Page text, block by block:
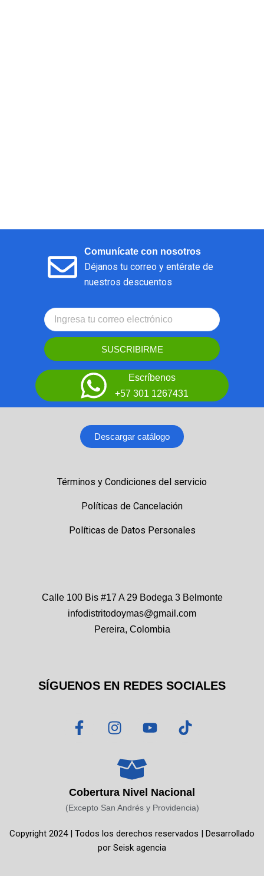
Comunícate con nosotros
Déjanos tu correo y entérate de
nuestros descuentos
SUSCRIBIRME
Escríbenos
+57 301 1267431
Descargar catálogo
Términos y Condiciones del servicio
Políticas de Cancelación
Políticas de Datos Personales
Calle 100 Bis #17 A 29 Bodega 3 Belmonte
infodistritodoymas@gmail.com
Pereira, Colombia
SÍGUENOS EN REDES SOCIALES
F
a
o
o
-
I
n
t
a
g
r
m
Y
o
b
e
T
i
k
Cobertura Nivel Nacional
(Excepto San Andrés y Providencia)
Copyright 2024 | Todos los derechos reservados | Desarrollado
por Seisk agencia